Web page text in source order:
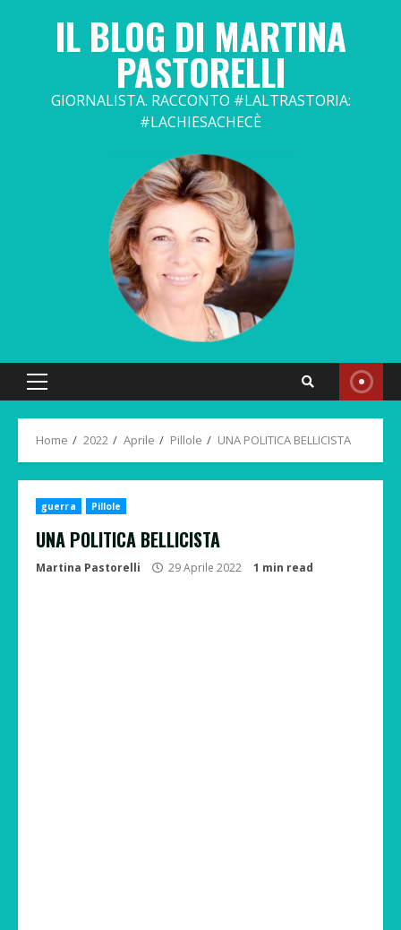
IL BLOG DI MARTINA
PASTORELLI
GIORNALISTA. RACCONTO #LALTRASTORIA:
#LACHIESACHECÈ
Primary
Home 2022 Aprile Pillole UNA POLITICA BELLICISTA
guerra Pillole
UNA POLITICA BELLICISTA
Martina Pastorelli 29 Aprile 2022 1 min read